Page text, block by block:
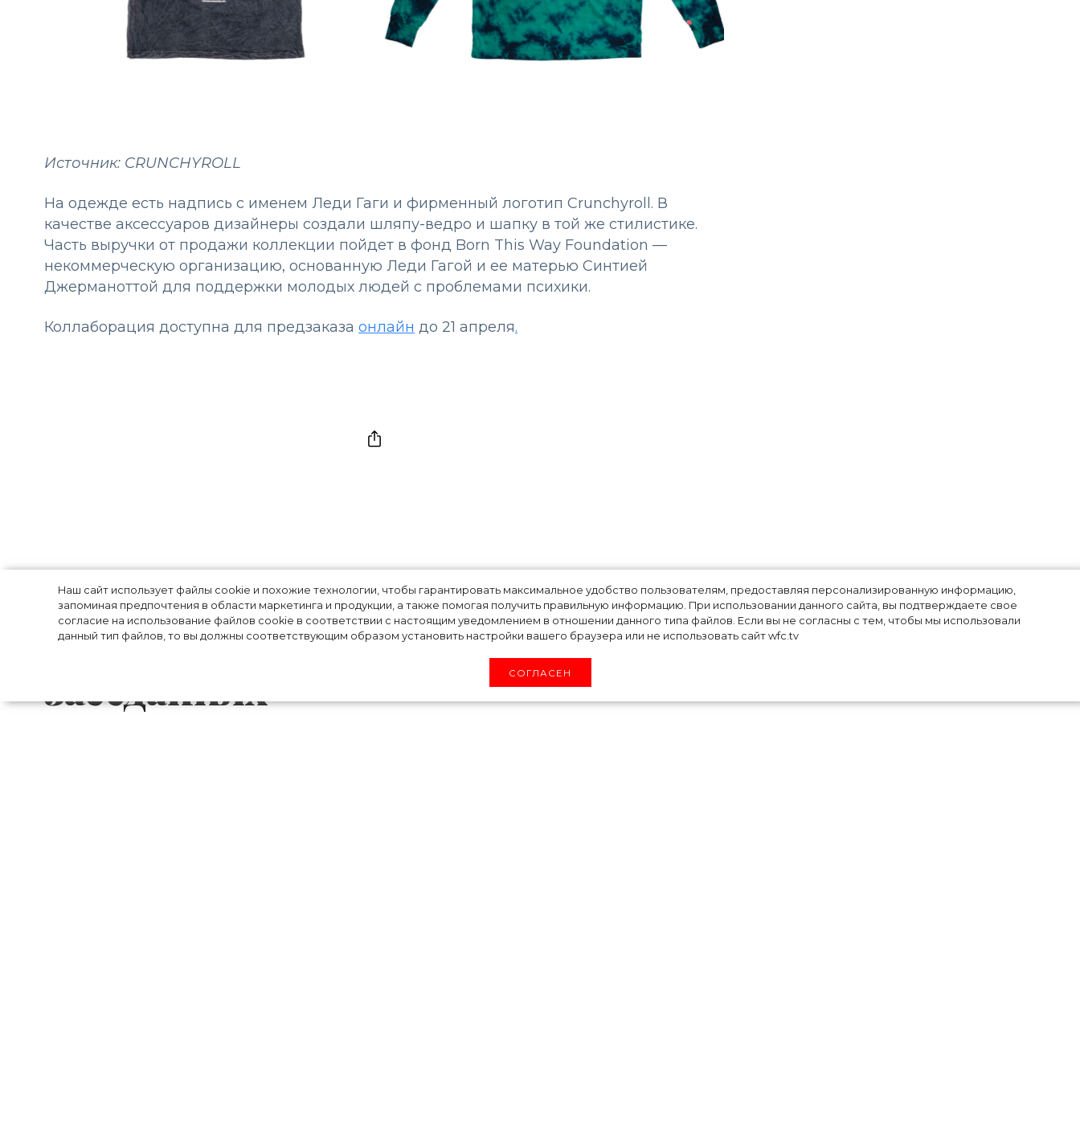
Наш сайт использует файлы cookie и похожие технологии, чтобы гарантировать максимальное удобство пользователям, предоставляя персонализированную информацию,
запоминая предпочтения в области маркетинга и продукции, а также помогая получить правильную информацию. При использовании данного сайта, вы подтверждаете свое
согласие на использование файлов cookie в соответствии с настоящим уведомлением в отношении данного типа файлов. Если вы не согласны с тем, чтобы мы использовали
данный тип файлов, то вы должны соответствующим образом установить настройки вашего браузера или не использовать сайт wfc.tv
СОГЛАСЕН
Источник: CRUNCHYROLL
На одежде есть надпись с именем Леди Гаги и фирменный логотип Crunchyroll. В
качестве аксессуаров дизайнеры создали шляпу-ведро и шапку в той же стилистике.
Часть выручки от продажи коллекции пойдет в фонд Born This Way Foundation —
некоммерческую организацию, основанную Леди Гагой и ее матерью Синтией
Джерманоттой для поддержки молодых людей с проблемами психики.
Коллаборация доступна для предзаказа онлайн до 21 апреля.
Суд идёт: о чём говорят костюмы
Джонни Деппа и Эмбер Хёрд на
заседаниях